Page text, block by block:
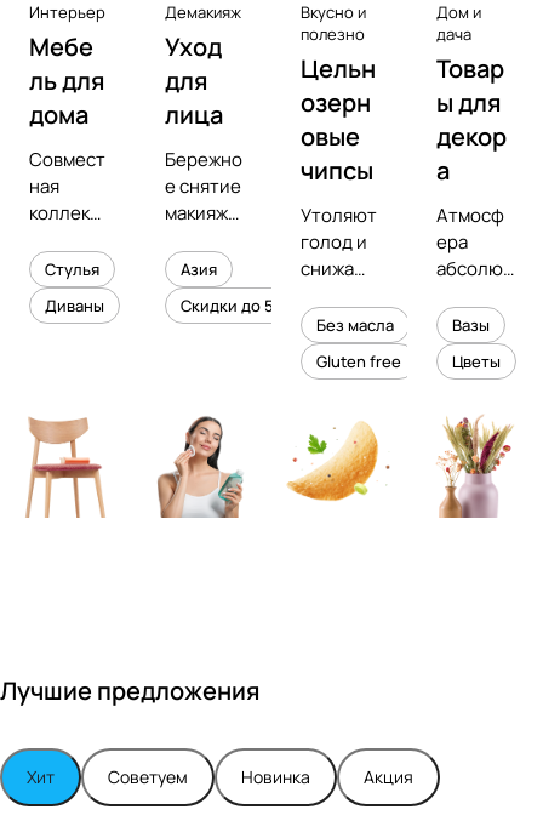
Интерьер
Мебе
ль для
дома
Совмест
ная
коллекц
предмет
ным
дизайне
Турским
Стулья
Диваны
Демакияж
Уход
для
лица
Бережно
е снятие
макияжа
увлажне
ние
кожи
Азия
Скидки до 50%
Вкусно и
полезно
Цельн
озерн
овые
чипсы
Утоляют
голод и
снижают
холесте
рина
Без масла
Gluten free
Дом и
дача
Товар
ы для
декор
а
Атмосф
ера
абсолют
уюта в
вашем
интерье
Вазы
Цветы
Лучшие предложения
Хит Советуем Новинка Акция